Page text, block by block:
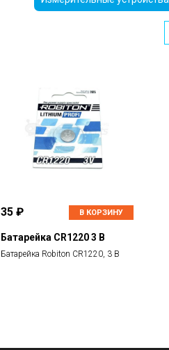
35 ₽ В КОРЗИНУ
Батарейка CR1220 3 В
Батарейка Robiton CR1220, 3 В